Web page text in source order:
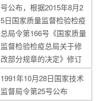
号公布，根据2015年8月2
5日国家质量监督检验检疫
总局令第166号《国家质量
监督检验检疫总局关于修
改部分规章的决定》修订
1991年10月28日国家技术
监督局令第25号公布